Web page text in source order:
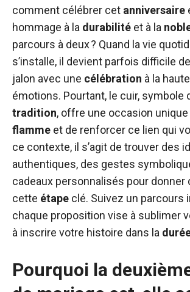
comment célébrer cet anniversaire
hommage à la durabilité et à la
parcours à deux ? Quand la vie
s’installe, il devient parfois difficile
jalon avec une célébration à la
émotions. Pourtant, le cuir, symbole
tradition, offre une occasion unique
flamme et de renforcer ce lien qui
ce contexte, il s’agit de trouver des
authentiques, des gestes
cadeaux personnalisés pour donner
cette étape clé. Suivez un parcours
chaque proposition vise à sublimer
à inscrire votre histoire dans la
Pourquoi la